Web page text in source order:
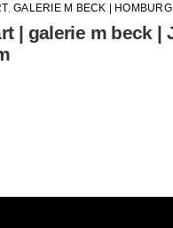
,GALERIE M BECK | HOMBURG
| galerie m beck |